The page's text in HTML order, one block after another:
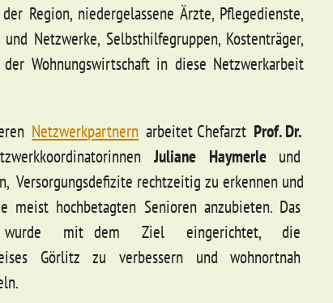
Region, niedergelassene Ärzte, Pflegedienste,
Netzwerke, Selbsthilfegruppen, Kostenträger,
Wohnungswirtschaft in diese Netzwerkarbeit
Netzwerkpartnern arbeitet Chefarzt Prof.Dr.
Juliane Haymerleund
rechtzeitig zu erkennen und
meist hochbetagten Senioren anzubieten. Das
wurde mit dem Ziel eingerichtet, die
Görlitz zu verbessern und wohnortnah